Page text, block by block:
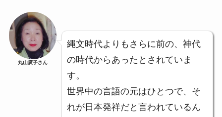
丸山廣子さん
縄文時代よりもさらに前の、神代
の時代からあったとされていま
す。
世界中の言語の元はひとつで、そ
れが日本発祥だと言われているん